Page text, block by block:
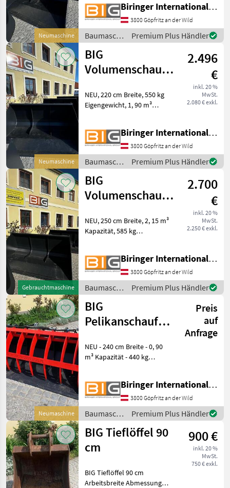
Neumaschine
Baumaschinen Schaufel
und Löffel
Biringer International GmbH
3800 Göpfritz an der Wild
Baumaschinen
/ BIG
Premium Plus Händler
Neumaschine
BIG
Volumenschaufel
Merlo ZM2
Aufnahm
2.496
€
inkl. 20 %
MwSt.
2.080 € exkl.
NEU, 220 cm Breite, 550 kg
Eigengewicht, 1, 90 m³
Schaufel und Löffel
Biringer International GmbH
3800 Göpfritz an der Wild
Baumaschinen
/ BIG
Premium Plus Händler
Gebrauchtmaschine
BIG
Volumenschaufel
Merlo ZM2
Aufnahm
2.700
€
inkl. 20 %
MwSt.
2.250 € exkl.
NEU, 250 cm Breite, 2, 15 m³
Kapazität, 585 kg
Baumaschinen Schaufel
und Löffel
Biringer International GmbH
3800 Göpfritz an der Wild
Baumaschinen
/ BIG
Premium Plus Händler
Neumaschine
BIG
Pelikanschaufel
Merlo Aufnahme
Preis
auf
Anfrage
NEU - 240 cm Breite - 0, 90
m³ Kapazität - 440 kg
Pelikanschaufel mit 2
hinten liegenden hyd.
Zylindern - starker
Biringer International GmbH
3800 Göpfritz an der Wild
Baumaschinen
/ BIG
Premium Plus Händler
BIG Tieflöffel 90
cm
900 €
inkl. 20 %
MwSt.
750 € exkl.
BIG Tieflöffel 90 cm
Arbeitsbreite Abmessungen